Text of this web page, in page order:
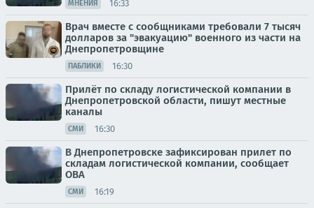
МНЕНИЯ 16:33
Врач вместе с сообщниками требовали 7 тысяч
долларов за "эвакуацию" военного из части на
Днепропетровщине
ПАБЛИКИ 16:30
Прилёт по складу логистической компании в
Днепропетровской области, пишут местные
каналы
СМИ 16:30
В Днепропетровске зафиксирован прилет по
складам логистической компании, сообщает
ОВА
СМИ 16:19